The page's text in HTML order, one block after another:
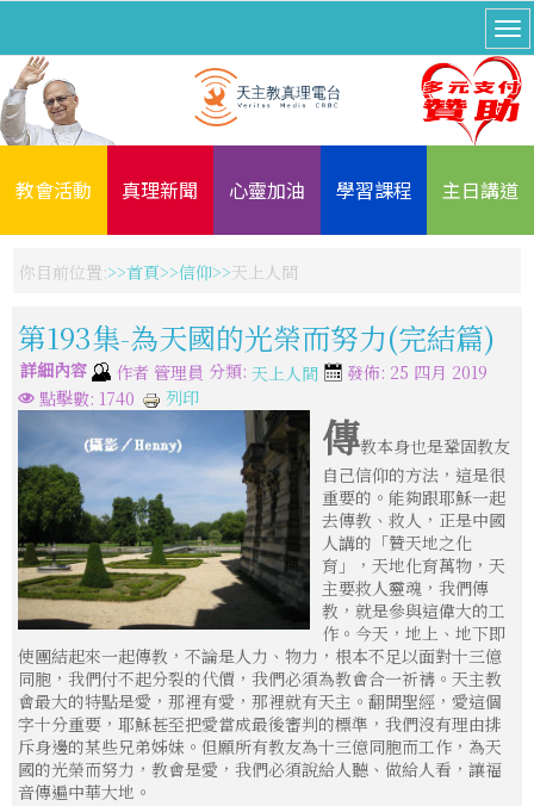
教會活動 真理新聞 心靈加油 學習課程 主日講道
你目前位置: 首頁 信仰 天上人間
第193集-為天國的光榮而努力(完結篇)
詳細內容 作者 管理員 分類: 天上人間
發佈: 25 四月 2019
點擊數: 1740
列印
傳教本身也是鞏固教友
自己信仰的方法，這是很
重要的。能夠跟耶穌一起
去傳教、救人，正是中國
人講的「贊天地之化
育」，天地化育萬物，天
主要救人靈魂，我們傳
教，就是參與這偉大的工
作。今天，地上、地下即
使團結起來一起傳教，不論是人力、物力，根本不足以面對十三億
同胞，我們付不起分裂的代價，我們必須為教會合一祈禱。天主教
會最大的特點是愛，那裡有愛，那裡就有天主。翻開聖經，愛這個
字十分重要，耶穌甚至把愛當成最後審判的標準，我們沒有理由排
斥身邊的某些兄弟姊妹。但願所有教友為十三億同胞而工作，為天
國的光榮而努力，教會是愛，我們必須說給人聽、做給人看，讓福
音傳遍中華大地。